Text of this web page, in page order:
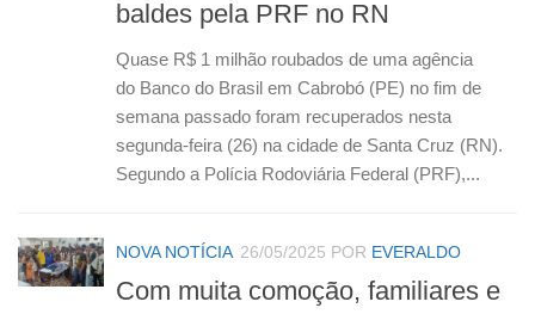
baldes pela PRF no RN
Quase R$ 1 milhão roubados de uma agência
do Banco do Brasil em Cabrobó (PE) no fim de
semana passado foram recuperados nesta
segunda-feira (26) na cidade de Santa Cruz (RN).
Segundo a Polícia Rodoviária Federal (PRF),...
NOVA NOTÍCIA 26/05/2025 POR EVERALDO
Com muita comoção, familiares e